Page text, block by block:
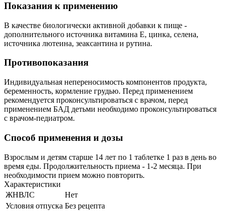
Показания к применению
В качестве биологически активной добавки к пище -
дополнительного источника витамина Е, цинка, селена,
источника лютеина, зеаксантина и рутина.
Противопоказания
Индивидуальная непереносимость компонентов продукта,
беременность, кормление грудью. Перед применением
рекомендуется проконсультироваться с врачом, перед
применением БАД детьми необходимо проконсультироваться
с врачом-педиатром.
Способ применения и дозы
Взрослым и детям старше 14 лет по 1 таблетке 1 раз в день во
время еды. Продолжительность приема - 1-2 месяца. При
необходимости прием можно повторить.
Характеристики
ЖНВЛС
Нет
Условия отпуска Без рецепта